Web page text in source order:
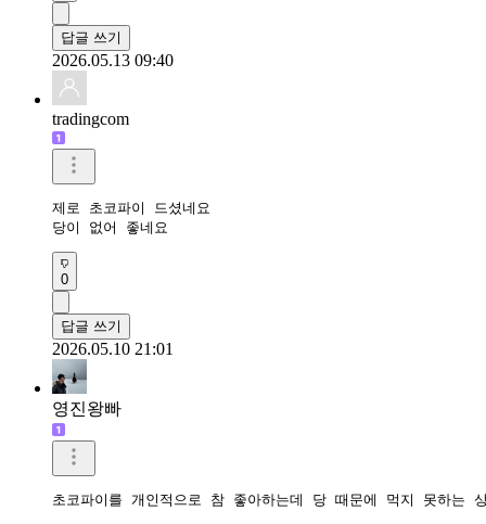
답글 쓰기
2026.05.13 09:40
tradingcom
제로 초코파이 드셨네요
당이 없어 좋네요
0
답글 쓰기
2026.05.10 21:01
영진왕빠
초코파이를 개인적으로 참 좋아하는데 당 때문에 먹지 못하는